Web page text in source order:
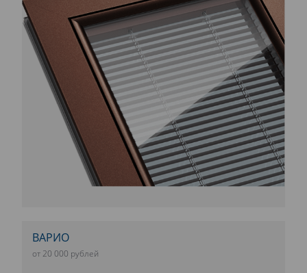
ВАРИО
от 20 000 рублей